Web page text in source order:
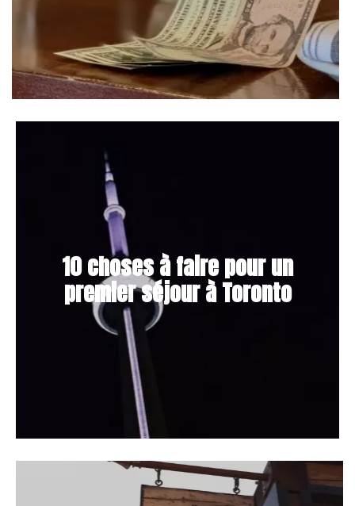
10 choses à faire pour un
premier séjour à Toronto